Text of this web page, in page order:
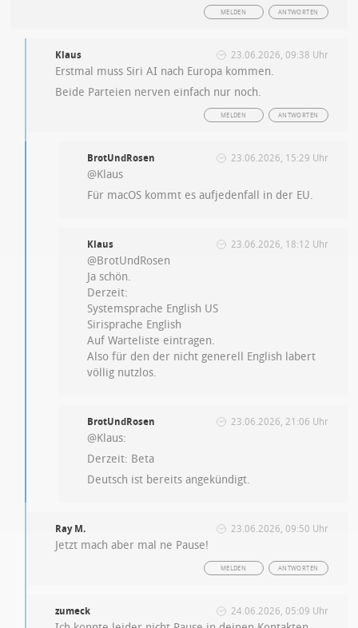
ANTWORTEN
MELDEN
Klaus 23.06.2026, 09:38 Uhr
Erstmal muss Siri AI nach Europa kommen.
Beide Parteien nerven einfach nur noch.
ANTWORTEN
MELDEN
BrotUndRosen 23.06.2026, 15:29 Uhr
@Klaus
Für macOS kommt es aufjedenfall in der EU.
Klaus 23.06.2026, 18:12 Uhr
@BrotUndRosen
Ja schön.
Derzeit:
Systemsprache English US
Sirisprache English
Auf Warteliste eintragen.
Also für den der nicht generell English labert
völlig nutzlos.
BrotUndRosen 23.06.2026, 21:06 Uhr
@Klaus:
Derzeit: Beta
Deutsch ist bereits angekündigt.
Ray M. 23.06.2026, 09:50 Uhr
Jetzt mach aber mal ne Pause!
ANTWORTEN
MELDEN
zumeck 24.06.2026, 05:09 Uhr